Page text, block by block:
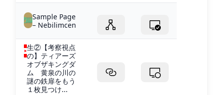
Sample Page
– Nebilimcen
生②【考察視点
の】ティアーズ
オブザキングダ
ム 黄泉の川の
謎の鉄扉をもう
１枚見つけ...